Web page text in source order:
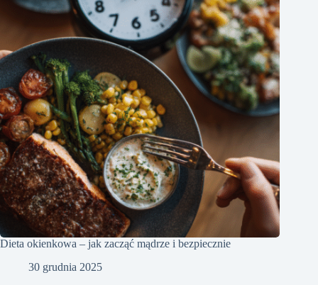
Dieta okienkowa – jak zacząć mądrze i bezpiecznie
30 grudnia 2025